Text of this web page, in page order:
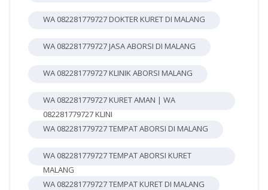
WA 082281779727 DOKTER KURET DI MALANG
WA 082281779727 JASA ABORSI DI MALANG
WA 082281779727 KLINIK ABORSI MALANG
WA 082281779727 KURET AMAN | WA
082281779727 KLINI
WA 082281779727 TEMPAT ABORSI DI MALANG
WA 082281779727 TEMPAT ABORSI KURET
MALANG
WA 082281779727 TEMPAT KURET DI MALANG